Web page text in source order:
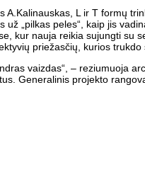
A.Kalinauskas, L ir T formų
„pilkas peles“, kaip jis
kur nauja reikia sujungti su
priežasčių, kurios trukdo
vaizdas“, – reziumuoja
Generalinis projekto